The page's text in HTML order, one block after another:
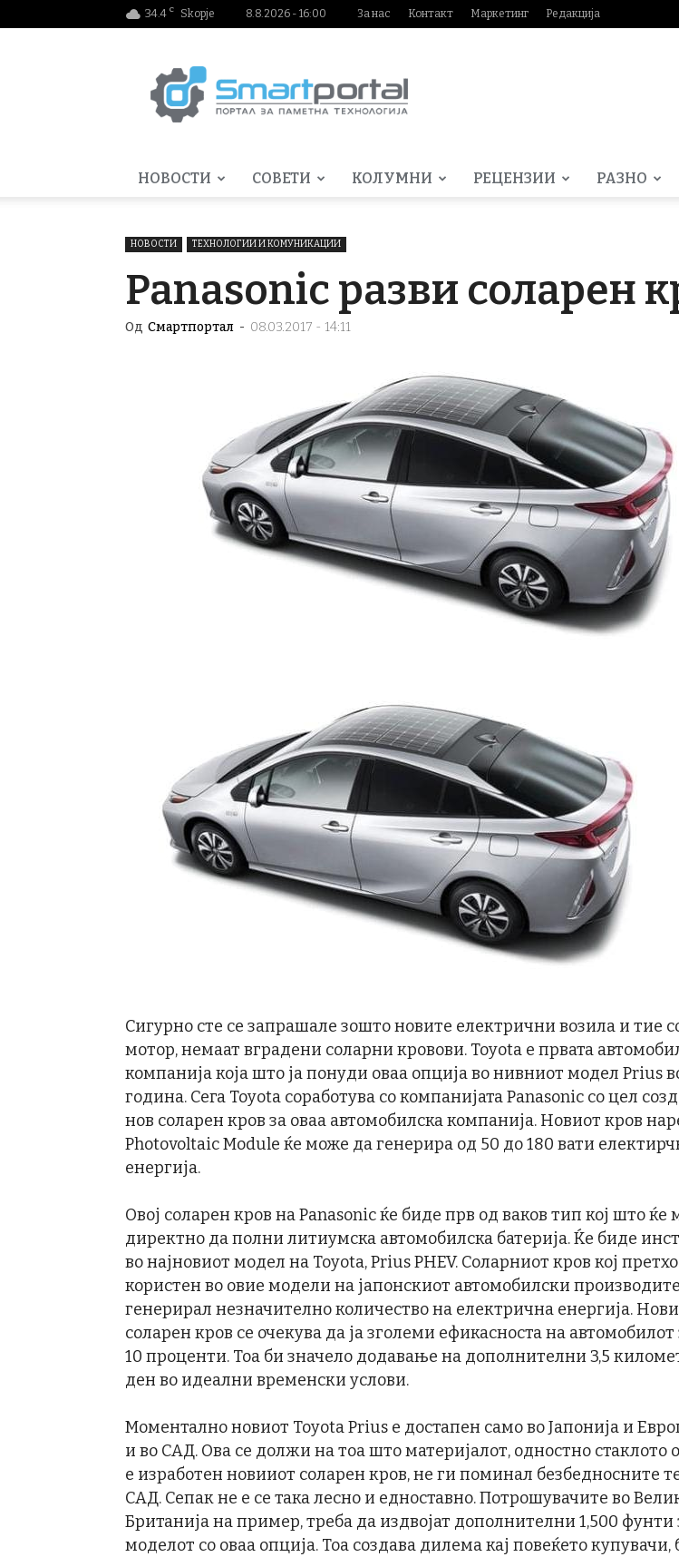
34.4 C Skopje 8.8.2026 - 16:00 За нас Контакт Маркетинг Редакција
НОВОСТИ СОВЕТИ КОЛУМНИ РЕЦЕНЗИИ РАЗНО
НОВОСТИ ТЕХНОЛОГИИ И КОМУНИКАЦИИ
Panasonic разви соларен
Од Смартпортал - 08.03.2017 - 14:11
Сигурно сте се запрашале зошто новите електрични возила и тие
мотор, немаат вградени соларни кровови. Toyota е првата
компанија која што ја понуди оваа опција во нивниот модел Prius
година. Сега Toyota соработува со компанијата Panasonic со цел
нов соларен кров за оваа автомобилска компанија. Новиот кров
Photovoltaic Module ќе може да генерира од 50 до 180 вати
енергија.
Овој соларен кров на Panasonic ќе биде прв од ваков тип кој што ќе
директно да полни литиумска автомобилска батерија. Ќе биде
во најновиот модел на Toyota, Prius PHEV. Соларниот кров кој
користен во овие модели на јапонскиот автомобилски
генерирал незначително количество на електрична енергија.
соларен кров се очекува да ја зголеми ефикасноста на
10 проценти. Тоа би значело додавање на дополнителни 3,5
ден во идеални временски услови.
Моментално новиот Toyota Prius е достапен само во Јапонија и
и во САД. Ова се должи на тоа што материјалот, одностно стаклото
е изработен новииот соларен кров, не ги поминал безбедносните
САД. Сепак не е се така лесно и едноставно. Потрошувачите во
Британија на пример, треба да издвојат дополнителни 1,500 фунти
моделот со оваа опција. Тоа создава дилема кај повеќето купувачи,